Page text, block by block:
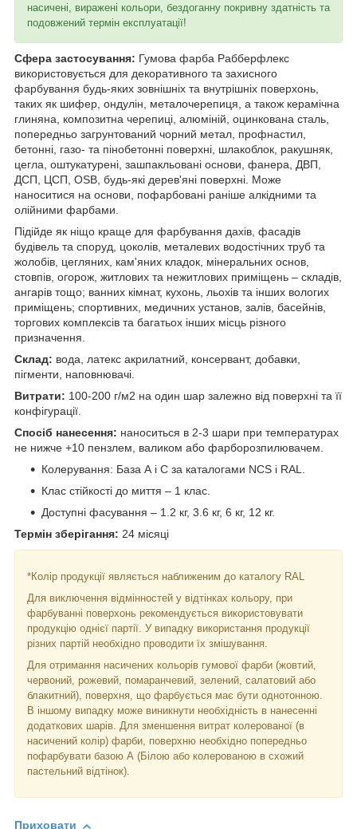
насичені, виражені кольори, бездоганну покривну здатність та
подовжений термін експлуатації!
Сфера застосування: Гумова фарба Рабберфлекс
використовується для декоративного та захисного
фарбування будь-яких зовнішніх та внутрішніх поверхонь,
таких як шифер, ондулін, металочерепиця, а також керамічна
глиняна, композитна черепиці, алюміній, оцинкована сталь,
попередньо загрунтований чорний метал, профнастил,
бетонні, газо- та пінобетонні поверхні, шлакоблок, ракушняк,
цегла, оштукатурені, зашпакльовані основи, фанера, ДВП,
ДСП, ЦСП, OSB, будь-які дерев'яні поверхні. Може
наноситися на основи, пофарбовані раніше алкідними та
олійними фарбами.
Підійде як ніщо краще для фарбування дахів, фасадів
будівель та споруд, цоколів, металевих водостічних труб та
жолобів, цегляних, кам'яних кладок, мінеральних основ,
стовпів, огорож, житлових та нежитлових приміщень – складів,
ангарів тощо; ванних кімнат, кухонь, льохів та інших вологих
приміщень; спортивних, медичних установ, залів, басейнів,
торгових комплексів та багатьох інших місць різного
призначення.
Склад: вода, латекс акрилатний, консервант, добавки,
пігменти, наповнювачі.
Витрати: 100-200 г/м2 на один шар залежно від поверхні та її
конфігурації.
Спосіб нанесення: наноситься в 2-3 шари при температурах
не нижче +10 пензлем, валиком або фарборозпилювачем.
Колерування: База А і С за каталогами NCS і RAL.
Клас стійкості до миття – 1 клас.
Доступні фасування – 1.2 кг, 3.6 кг, 6 кг, 12 кг.
Термін зберігання: 24 місяці
*Колір продукції являється наближеним до каталогу RAL
Для виключення відмінностей у відтінках кольору, при
фарбуванні поверхонь рекомендується використовувати
продукцію однієї партії. У випадку використання продукції
різних партій необхідно проводити їх змішування.
Для отримання насичених кольорів гумової фарби (жовтий,
червоний, рожевий, помаранчевий, зелений, салатовий або
блакитний), поверхня, що фарбується має бути однотонною.
В іншому випадку може виникнути необхідність в нанесенні
додаткових шарів. Для зменшення витрат колерованої (в
насичений колір) фарби, поверхню необхідно попередньо
пофарбувати базою А (Білою або колерованою в схожий
пастельний відтінок).
Приховати